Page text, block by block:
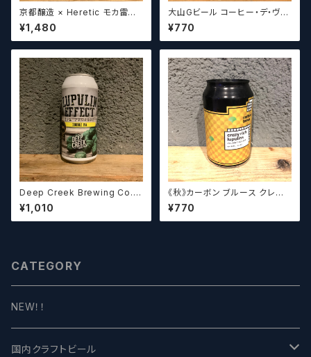
京都醸造 × Heretic モカ雷神 /
Kyoto × Heretic MOCHA T
HUNDER【クラフトビールシザ
ーズ】
¥1,480
大山Gビール コーヒー・デ・ヴァ
イス【クラフトビール】
¥770
Deep Creek Brewing Co. L
upulin Effect ディープクリ
ーク ルプリン エフェクト
¥1,010
《秋》カーボン ブルース クレイ
ジーリッチルプリンズ Carbo
n Brews Crazy rich Lupulin
s【クラフトビール】
¥770
CATEGORY
NEW！！
国内クラフトビール